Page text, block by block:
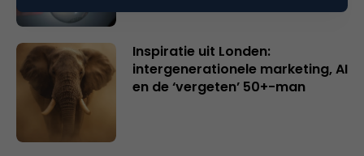
Inspiratie uit Londen:
intergenerationele marketing, AI
en de ‘vergeten’ 50+-man